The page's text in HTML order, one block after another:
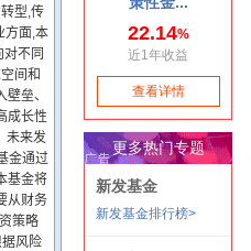
型,传
方面,本
不同
间和
垒、
成长性
未来发
金通过
基金将
从财务
策略
风险